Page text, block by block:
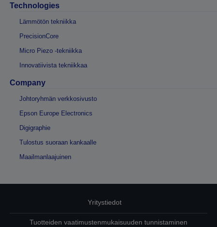
Technologies
Lämmötön tekniikka
PrecisionCore
Micro Piezo -tekniikka
Innovatiivista tekniikkaa
Company
Johtoryhmän verkkosivusto
Epson Europe Electronics
Digigraphie
Tulostus suoraan kankaalle
Maailmanlaajuinen
Yritystiedot
Tuotteiden vaatimustenmukaisuuden tunnistaminen